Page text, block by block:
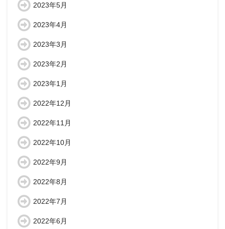
2023年5月
2023年4月
2023年3月
2023年2月
2023年1月
2022年12月
2022年11月
2022年10月
2022年9月
2022年8月
2022年7月
2022年6月